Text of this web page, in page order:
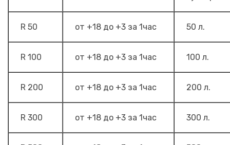
R 50 от +18 до +3 за 1час 50 л.
R 100 от +18 до +3 за 1час 100 л.
R 200 от +18 до +3 за 1час 200 л.
R 300 от +18 до +3 за 1час 300 л.